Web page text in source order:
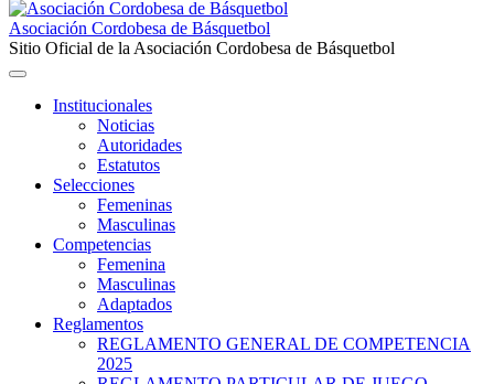
Asociación Cordobesa de Básquetbol
Sitio Oficial de la Asociación Cordobesa de Básquetbol
Institucionales
Noticias
Autoridades
Estatutos
Selecciones
Femeninas
Masculinas
Competencias
Femenina
Masculinas
Adaptados
Reglamentos
REGLAMENTO GENERAL DE COMPETENCIA
2025